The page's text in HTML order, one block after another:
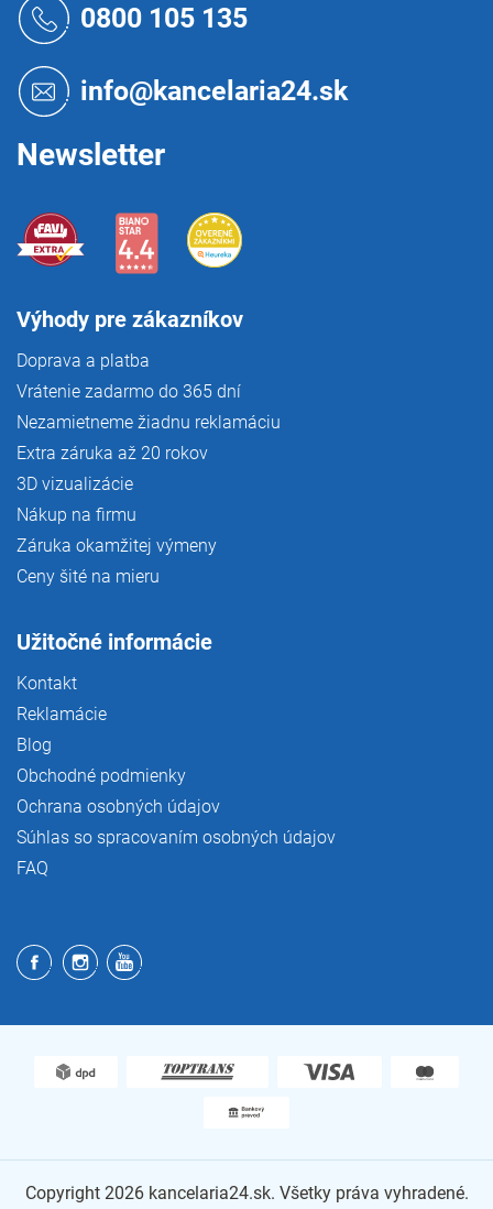
0800 105 135
info@kancelaria24.sk
Newsletter
Výhody pre zákazníkov
Doprava a platba
Vrátenie zadarmo do 365 dní
Nezamietneme žiadnu reklamáciu
Extra záruka až 20 rokov
3D vizualizácie
Nákup na firmu
Záruka okamžitej výmeny
Ceny šité na mieru
Užitočné informácie
Kontakt
Reklamácie
Blog
Obchodné podmienky
Ochrana osobných údajov
Súhlas so spracovaním osobných údajov
FAQ
Copyright 2026 kancelaria24.sk. Všetky práva vyhradené.